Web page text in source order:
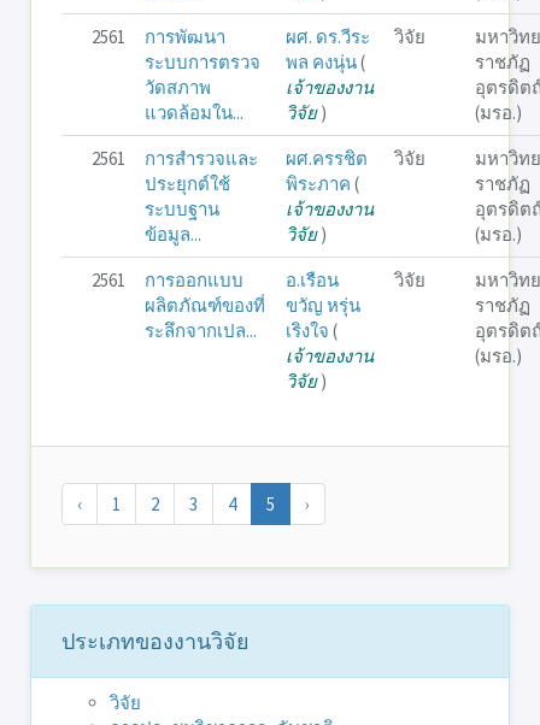
2561
การพัฒนา
ระบบการตรวจ
วัดสภาพ
แวดล้อมใน...
ผศ. ดร.วีระ
พล คงนุ่น(
เจ้าของงาน
วิจัย)
วิจัย
มหาวิท
ราชภัฏ
อุตรดิต
(มรอ.)
2561
การสำรวจและ
ประยุกต์ใช้
ระบบฐาน
ข้อมูล...
ผศ.ครรชิต
พิระภาค (
เจ้าของงาน
วิจัย)
วิจัย
มหาวิท
ราชภัฏ
อุตรดิต
(มรอ.)
2561
การออกแบบ
ผลิตภัณฑ์ของที่
ระลึกจากเปล...
อ.เรือน
ขวัญ หรุ่น
เริงใจ (
เจ้าของงาน
วิจัย)
วิจัย
มหาวิท
ราชภัฏ
อุตรดิต
(มรอ.)
‹ 1 2 3 4 5 ›
ประเภทของงานวิจัย
วิจัย